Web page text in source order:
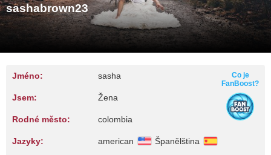
sashabrown23
Jméno: sasha
Jsem: Žena
Rodné město: colombia
Jazyky: american Španělština
Co je
FanBoost?